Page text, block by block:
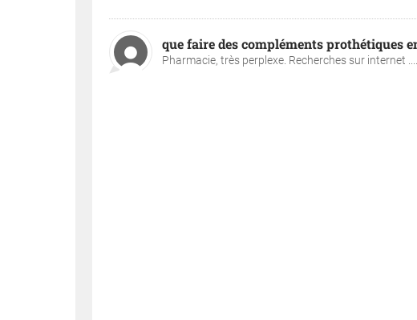
que faire des compléments prothétiques
Pharmacie, très perplexe. Recherches sur internet